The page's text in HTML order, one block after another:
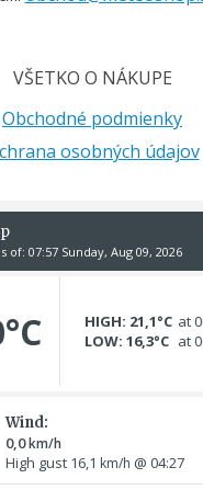
VŠETKO O NÁKUPE
Obchodné podmienky
osobných údajov